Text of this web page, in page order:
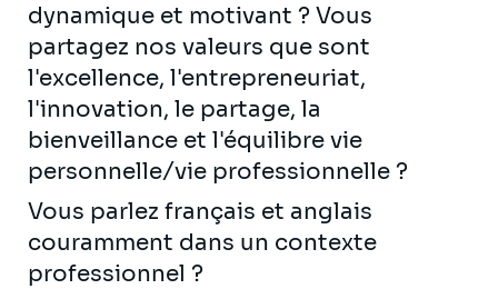
dynamique et motivant ? Vous
partagez nos valeurs que sont
l'excellence, l'entrepreneuriat,
l'innovation, le partage, la
bienveillance et l'équilibre vie
personnelle/vie professionnelle ?
Vous parlez français et anglais
couramment dans un contexte
professionnel ?